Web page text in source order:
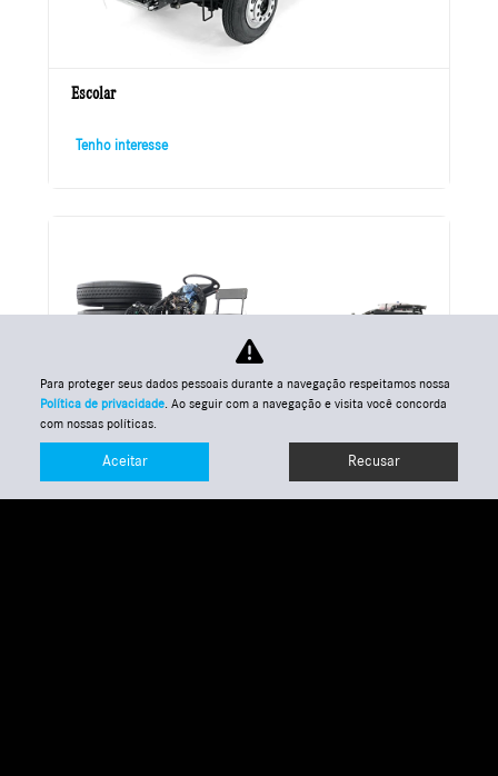
Escolar
Tenho interesse
Rodoviárioa/Fretamento
Entre em contato WhatsApp
Para proteger seus dados pessoais durante a navegação respeitamos nossa
Política de privacidade . Ao seguir com a navegação e visita você concorda
com nossas políticas.
Aceitar Recusar